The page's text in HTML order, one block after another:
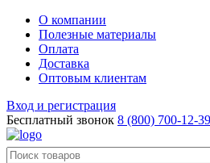
О компании
Полезные материалы
Оплата
Доставка
Оптовым клиентам
Вход и регистрация
Бесплатный звонок 8 (800) 700-12-39